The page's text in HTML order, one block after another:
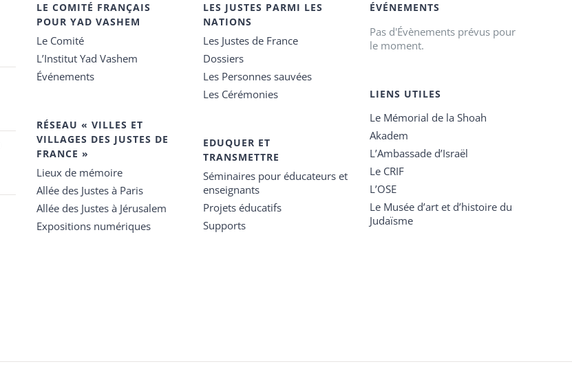
LE COMITÉ FRANÇAIS
POUR YAD VASHEM
Le Comité
L’Institut Yad Vashem
Événements
RÉSEAU « VILLES ET
VILLAGES DES JUSTES DE
FRANCE »
Lieux de mémoire
Allée des Justes à Paris
Allée des Justes à Jérusalem
Expositions numériques
LES JUSTES PARMI LES
NATIONS
Les Justes de France
Dossiers
Les Personnes sauvées
Les Cérémonies
EDUQUER ET
TRANSMETTRE
Séminaires pour éducateurs et
enseignants
Projets éducatifs
Supports
ÉVÉNEMENTS
Pas d'Évènements prévus pour
le moment.
LIENS UTILES
Le Mémorial de la Shoah
Akadem
L’Ambassade d’Israël
Le CRIF
L’OSE
Le Musée d’art et d’histoire du
Judaïsme